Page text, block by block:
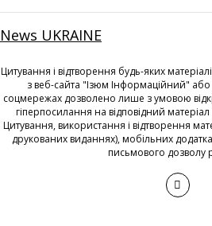
News UKRAINE
Цитування і відтворення будь-яких
з веб-сайта "Ізюм Інформаційний" або
соцмережах дозволено лише з умовою
гіперпосилання на відповідний
Цитування, використання і відтворення
друкованих виданнях), мобільних
письмового дозволу